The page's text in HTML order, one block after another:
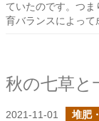
ていたのです。つ
育バランスによって
秋の七草と
2021-11-01 堆肥